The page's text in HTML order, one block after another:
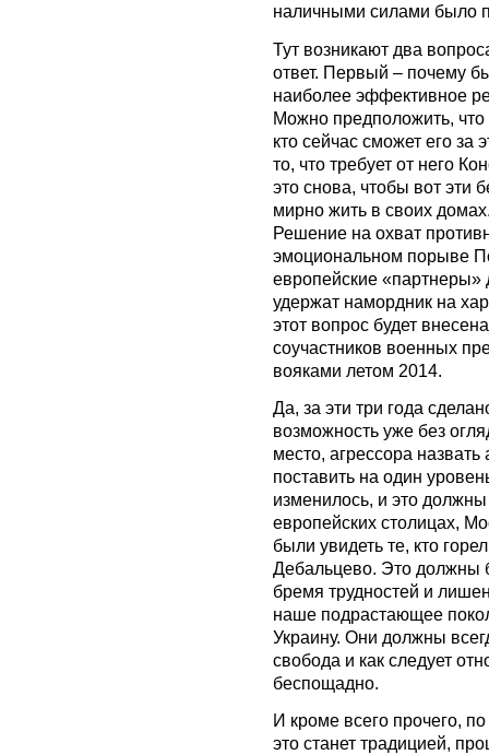
наличными силами было
Тут возникают два
ответ. Первый – почему
наиболее эффективное
Можно предположить,
кто сейчас сможет его за
то, что требует от него
это снова, чтобы вот эти
мирно жить в своих
Решение на охват
эмоциональном порыве
европейские «партнеры»
удержат намордник на
этот вопрос будет
соучастников военных
вояками летом 2014.
Да, за эти три года
возможность уже без
место, агрессора
поставить на один
изменилось, и это
европейских столицах,
были увидеть те, кто
Дебальцево. Это должны
бремя трудностей и
наше подрастающее
Украину. Они должны
свобода и как следует
беспощадно.
И кроме всего прочего,
это станет традицией,